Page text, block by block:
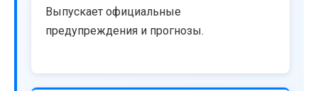
Выпускает официальные
предупреждения и прогнозы.